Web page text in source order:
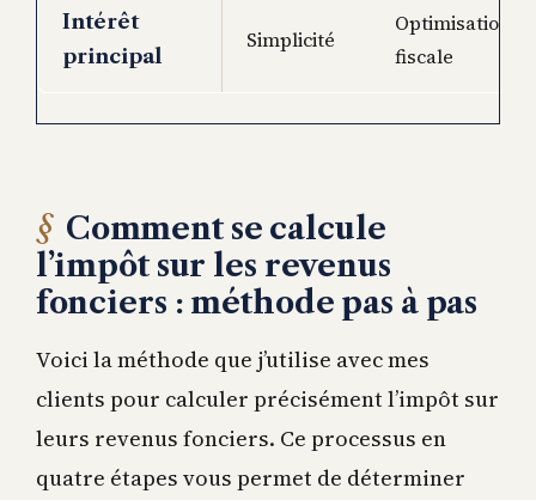
Intérêt
principal
Simplicité
Optimisation
fiscale
Comment se calcule
l’impôt sur les revenus
fonciers : méthode pas à pas
Voici la méthode que j’utilise avec mes
clients pour calculer précisément l’impôt sur
leurs revenus fonciers. Ce processus en
quatre étapes vous permet de déterminer